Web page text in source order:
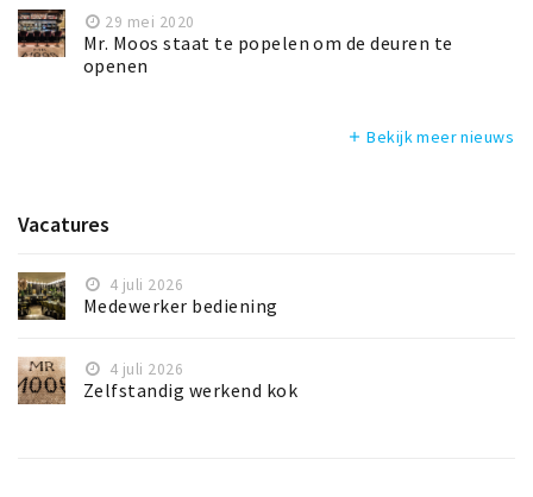
29 mei 2020
Mr. Moos staat te popelen om de deuren te
openen
add Bekijk meer nieuws
Vacatures
4 juli 2026
Medewerker bediening
4 juli 2026
Zelfstandig werkend kok